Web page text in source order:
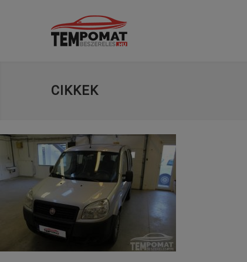
CIKKEK